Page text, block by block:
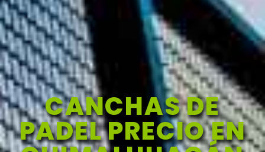
CANCHAS DE
PADEL PRECIO EN